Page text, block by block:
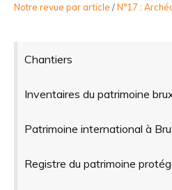
PARTICIPER
Notre revue par article /N°17 :
Chantiers
Inventaires du patrimoine
Patrimoine international à
Registre du patrimoine